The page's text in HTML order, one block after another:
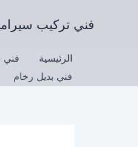
فني تركيب سيراميك الكويت 67613790 &
الرئيسية فني
فني بديل رخام